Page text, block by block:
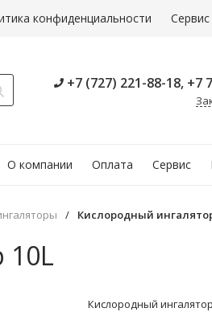
конфиденциальности Сервис
+7 (727) 221-88-18, +7
О компании Оплата Сервис
/ Кислородный
10L
Кислородный